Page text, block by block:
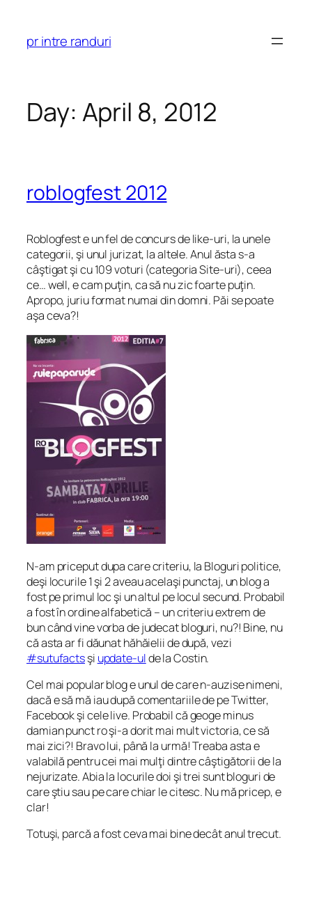
content
pr intre randuri
Day: April 8, 2012
roblogfest 2012
Roblogfest e un fel de concurs de like-uri, la unele
categorii, şi unul jurizat, la altele. Anul ăsta s-a
câştigat şi cu 109 voturi (categoria Site-uri), ceea
ce… well, e cam puţin, ca să nu zic foarte puţin.
Apropo, juriu format numai din domni. Păi se poate
aşa ceva?!
N-am priceput dupa care criteriu, la Bloguri politice,
deşi locurile 1 şi 2 aveau acelaşi punctaj, un blog a
fost pe primul loc şi un altul pe locul secund. Probabil
a fost în ordine alfabetică – un criteriu extrem de
bun când vine vorba de judecat bloguri, nu?! Bine, nu
că asta ar fi dăunat hăhăielii de după, vezi
#sutufactsşi update-ulde la Costin.
Cel mai popular blog e unul de care n-auzise nimeni,
dacă e să mă iau după comentariile de pe Twitter,
Facebook şi celelive. Probabil că geoge minus
damian punct ro şi-a dorit mai mult victoria, ce să
mai zici?! Bravo lui, până la urmă! Treaba asta e
valabilă pentru cei mai mulţi dintre câştigătorii de la
nejurizate. Abia la locurile doi şi trei sunt bloguri de
care ştiu sau pe care chiar le citesc. Nu mă pricep, e
clar!
Totuşi, parcă a fost ceva mai bine decât anul trecut.